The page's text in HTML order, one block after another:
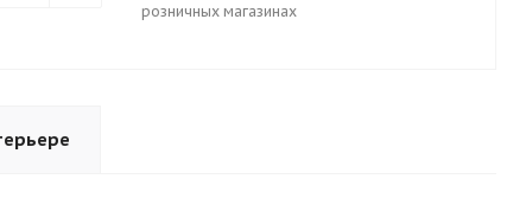
розничных магазинах